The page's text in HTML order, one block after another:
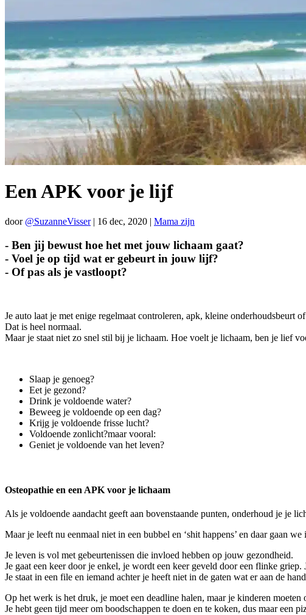
Een APK voor je lijf
door @SuzanneVisser| 16 dec, 2020 | Mama zijn
- Ben jij bewust hoe het met jouw lichaam gaat?
- Voel je op tijd wat er gebeurt in jouw lijf?
- Of pas als je vastloopt?
Je auto laat je met enige regelmaat controleren, apk, kleine onderhoudsbeurt
Dat is heel normaal.
Maar je staat niet zo snel stil bij je lichaam. Hoe voelt je lichaam, ben je lief
Slaap je genoeg?
Eet je gezond?
Drink je voldoende water?
Beweeg je voldoende op een dag?
Krijg je voldoende frisse lucht?
Voldoende zonlicht?maar vooral:
Geniet je voldoende van het leven?
Osteopathie en een APK voor je lichaam
Als je voldoende aandacht geeft aan bovenstaande punten, onderhoud je je
Maar je leeft nu eenmaal niet in een bubbel en ‘shit happens’ en daar gaan
Je leven is vol met gebeurtenissen die invloed hebben op jouw gezondheid.
Je gaat een keer door je enkel, je wordt een keer geveld door een flinke griep.
Je staat in een file en iemand achter je heeft niet in de gaten wat er aan de
Op het werk is het druk, je moet een deadline halen, maar je kinderen
Je hebt geen tijd meer om boodschappen te doen en te koken, dus maar een